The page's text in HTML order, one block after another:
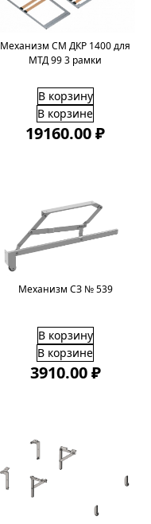
Механизм СМ ДКР 1400 для
МТД 99 3 рамки
В корзину
В корзине
19160.00 ₽
Механизм СЗ № 539
В корзину
В корзине
3910.00 ₽